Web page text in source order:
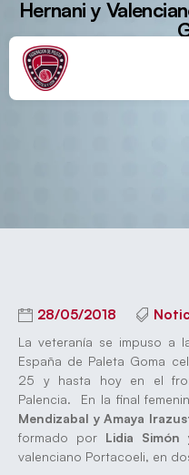
Hernani y
28/05/2018
La veteranía se impuso a
España de Paleta Goma
25 y hasta hoy en el
Palencia. En la final
Mendizabal y Amaya
formado por Lidia
valenciano Portacoeli, en